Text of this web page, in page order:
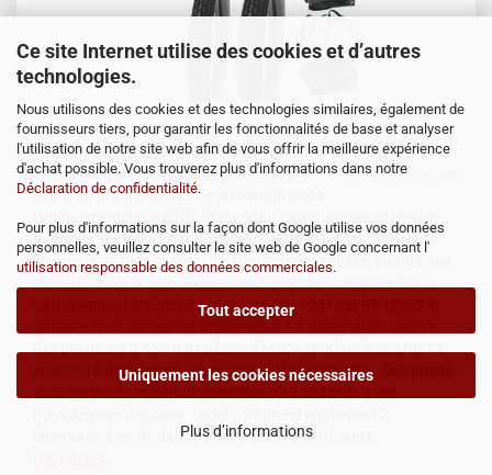
Ce site Internet utilise des cookies et d’autres
technologies.
Nous utilisons des cookies et des technologies similaires, également de
fournisseurs tiers, pour garantir les fonctionnalités de base et analyser
l'utilisation de notre site web afin de vous offrir la meilleure expérience
d'achat possible. Vous trouverez plus d'informations dans notre
Déclaration de confidentialité.
Pour plus d'informations sur la façon dont Google utilise vos données
personnelles, veuillez consulter le site web de Google concernant l'
utilisation responsable des données commerciales.
Tout accepter
Uniquement les cookies nécessaires
Plus d’informations
Jeu de 2 pneus RIESA 2,75-3,00-19 RT125Artikel Nr.: 15811
Pneus classiques originaux pour la route
Reinf. au profil Oldtimer de la marque Riesa.
moderne, renforcée par du nylon. Il s'agit d'un profil de route
classique, standard avec une très grande stabilité, adapté aux
roue avant ou arrière pour types MZ RT 125/2 et RT 125/3 et
des pneus est 2,75-19 Reinforced M/C 49P Klassik33 6PR TT
et 3,00-19 Reinforced - Klassik33 54P M/C TT 6PR . Ces pneus
chambres à air de haute qualité avec fond de jante.